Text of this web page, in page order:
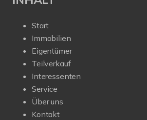
Start
Immobilien
Eigentümer
Teilverkauf
Interessenten
Service
Über uns
Kontakt